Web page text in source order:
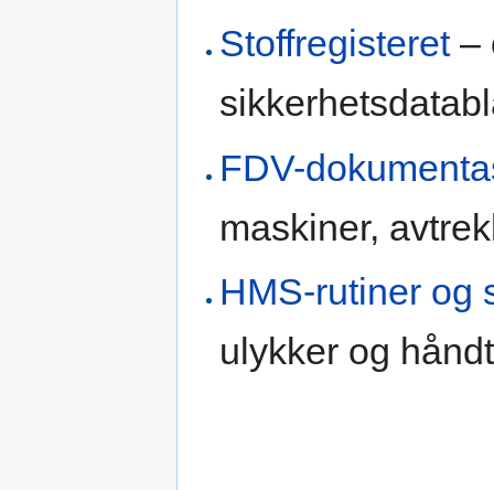
Stoffregisteret–
FDV-
maskiner,
HMS-rutiner og
ulykker og